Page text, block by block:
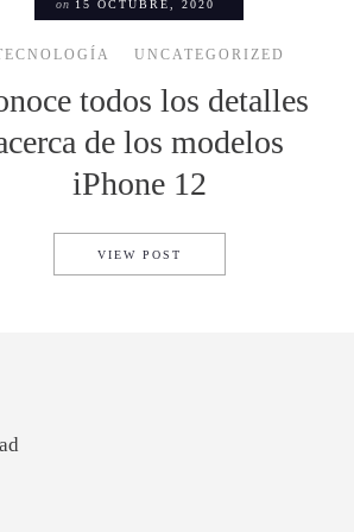
on 15 OCTUBRE, 2020
UNCATEGORIZED
todos los detalles
de los modelos
iPhone 12
VIEW POST